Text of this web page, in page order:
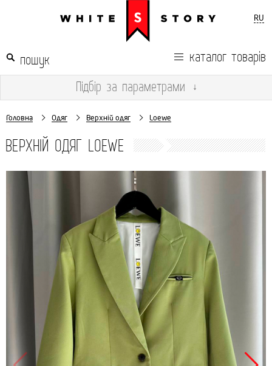
RU
каталог товарів
Підбір за параметрами ↓
Головна Одяг Верхній одяг Loewe
ВЕРХНІЙ ОДЯГ LOEWE